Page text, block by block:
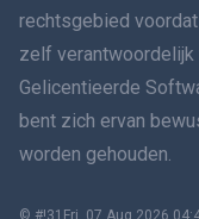
Ελληνικά
Tiếng Việt
繁體中文
rechtsgebied
zelf verantwoordelijk
Gelicentieerde
bent zich ervan
worden gehouden.
© #!31Fri, 07 Aug 2026